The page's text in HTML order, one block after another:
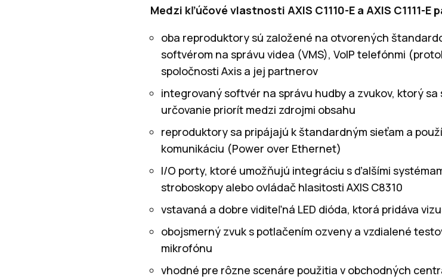
Medzi kľúčové vlastnosti AXIS C1110-E a AXIS C1111-E
oba reproduktory sú založené na otvorených
softvérom na správu videa (VMS), VoIP telefónmi
spoločnosti Axis a jej partnerov
integrovaný softvér na správu hudby a zvukov, ktorý
určovanie priorít medzi zdrojmi obsahu
reproduktory sa pripájajú k štandardným sieťam a
komunikáciu (Power over Ethernet)
I/O porty, ktoré umožňujú integráciu s ďalšími
stroboskopy alebo ovládač hlasitosti AXIS C8310
vstavaná a dobre viditeľná LED dióda, ktorá pridáva
obojsmerný zvuk s potlačením ozveny a vzdialené
mikrofónu
vhodné pre rôzne scenáre použitia v obchodných